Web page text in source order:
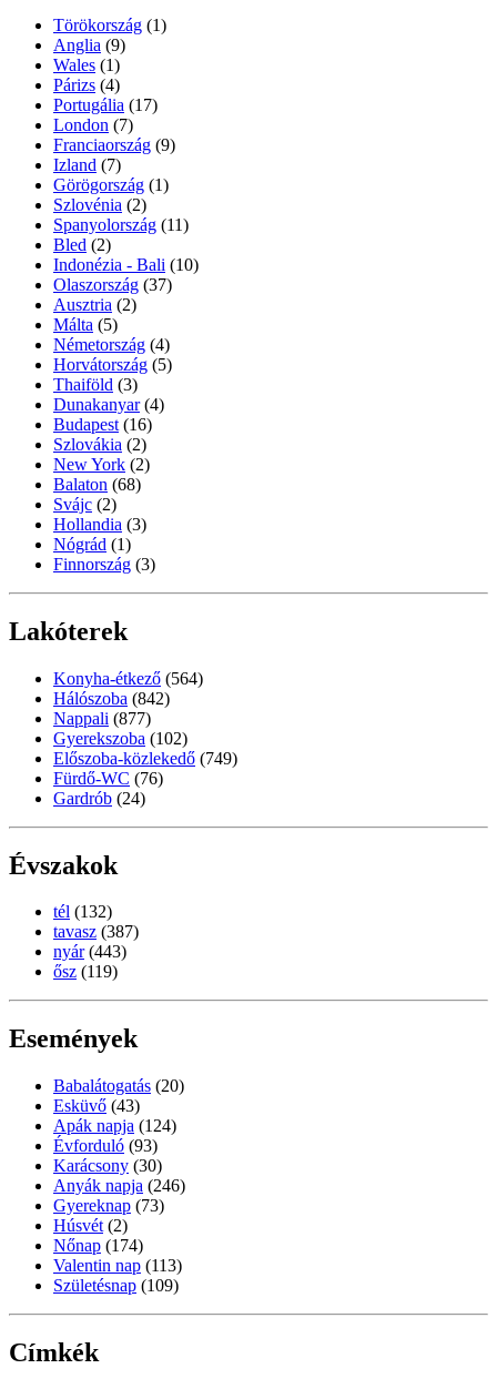
Törökország (1)
Anglia (9)
Wales (1)
Párizs (4)
Portugália (17)
London (7)
Franciaország (9)
Izland (7)
Görögország (1)
Szlovénia (2)
Spanyolország (11)
Bled (2)
Indonézia - Bali (10)
Olaszország (37)
Ausztria (2)
Málta (5)
Németország (4)
Horvátország (5)
Thaiföld (3)
Dunakanyar (4)
Budapest (16)
Szlovákia (2)
New York (2)
Balaton (68)
Svájc (2)
Hollandia (3)
Nógrád (1)
Finnország (3)
Lakóterek
Konyha-étkező (564)
Hálószoba (842)
Nappali (877)
Gyerekszoba (102)
Előszoba-közlekedő (749)
Fürdő-WC (76)
Gardrób (24)
Évszakok
tél (132)
tavasz (387)
nyár (443)
ősz (119)
Események
Babalátogatás (20)
Esküvő (43)
Apák napja (124)
Évforduló (93)
Karácsony (30)
Anyák napja (246)
Gyereknap (73)
Húsvét (2)
Nőnap (174)
Valentin nap (113)
Születésnap (109)
Címkék